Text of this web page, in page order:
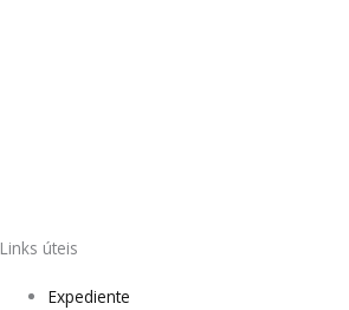
Links úteis
Expediente